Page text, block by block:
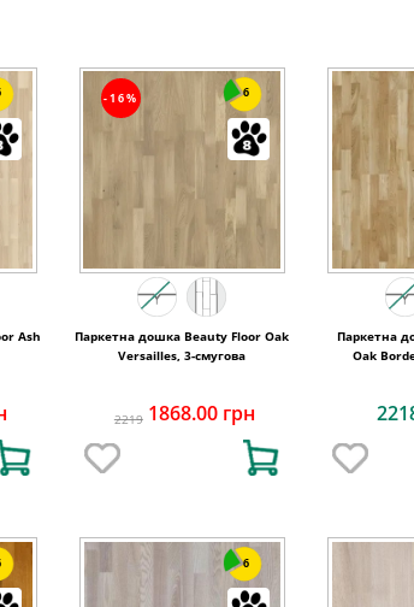
Ash
-16% 6
Паркетна дошка Beauty Floor Oak
Versailles, 3-смугова
2219 1868.00 грн
Паркетна
Oak
6